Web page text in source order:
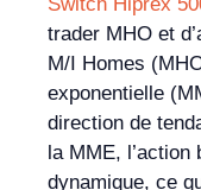
Switch Hiprex
trader MHO et
M/I Homes
exponentielle
direction de
la MME, l’action
dynamique, ce